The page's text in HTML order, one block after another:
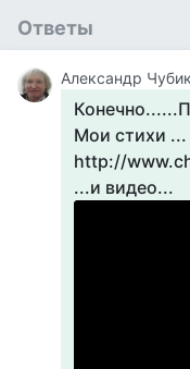
Ответы
Александр
Мои стихи ...
http://
...и видео...